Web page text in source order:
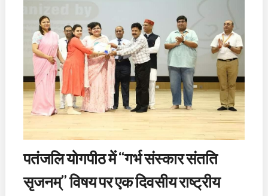
पतंजलि योगपीठ में “गर्भ संस्कार संतति
सृजनम्” विषय पर एक दिवसीय राष्ट्रीय